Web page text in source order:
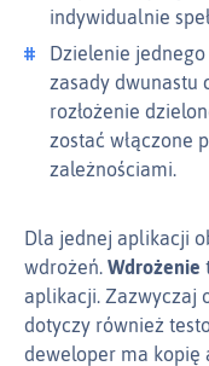
indywidualnie
Dzielenie
zasady dwunastu
rozłożenie
zostać włączone
zależnościami.
Dla jednej aplikacji
wdrożeń. Wdrożenie
aplikacji. Zazwyczaj
dotyczy również
deweloper ma kopię